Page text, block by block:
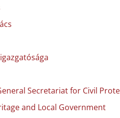
Secretariat for Civil
and Local Government